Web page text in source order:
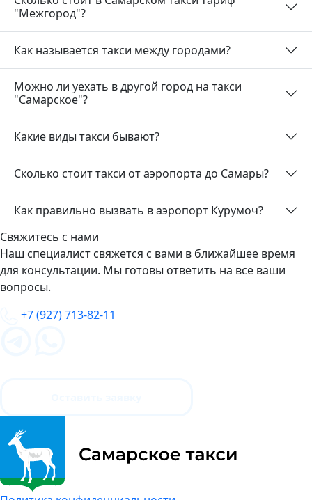
"Межгород"?
Как называется такси между городами?
Можно ли уехать в другой город на такси
"Самарское"?
Какие виды такси бывают?
Сколько стоит такси от аэропорта до Самары?
Как правильно вызвать в аэропорт Курумоч?
Свяжитесь с нами
Наш специалист свяжется с вами в ближайшее время
для консультации. Мы готовы ответить на все ваши
вопросы.
+7 (927) 713-82-11